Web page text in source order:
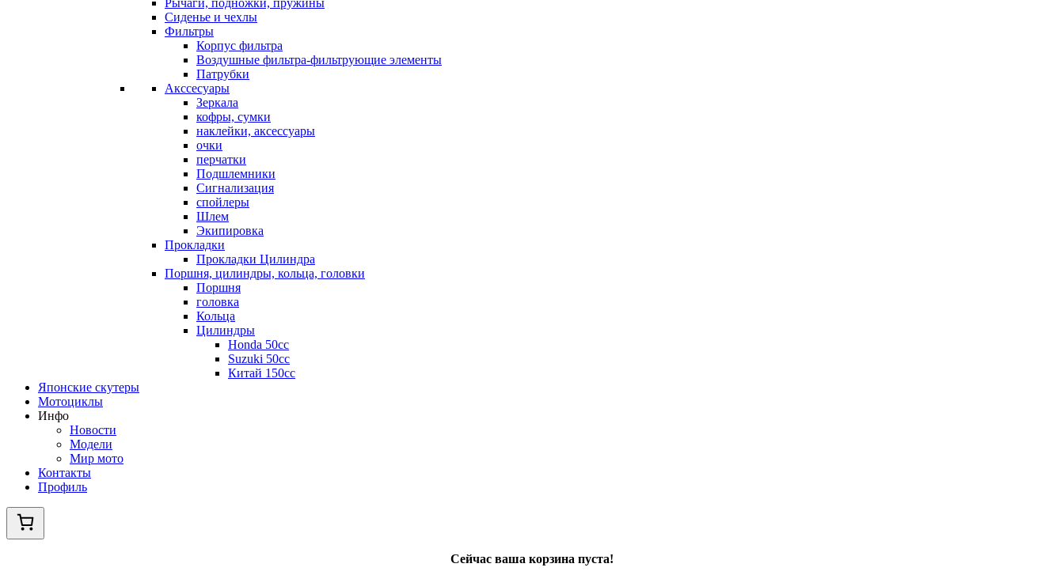
Рычаги, подножки, пружины
Сиденье и чехлы
Фильтры
Корпус фильтра
Воздушные фильтра-фильтрующие элементы
Патрубки
Акссесуары
Зеркала
кофры, сумки
наклейки, аксессуары
очки
перчатки
Подшлемники
Сигнализация
спойлеры
Шлем
Экипировка
Прокладки
Прокладки Цилиндра
Поршня, цилиндры, кольца, головки
Поршня
головка
Кольца
Цилиндры
Honda 50сс
Suzuki 50cc
Китай 150сс
Японские скутеры
Мотоциклы
Инфо
Новости
Модели
Мир мото
Контакты
Профиль
Сейчас ваша корзина пуста!